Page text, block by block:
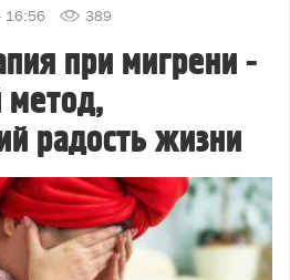
16:56 389
при мигрени -
радость жизни